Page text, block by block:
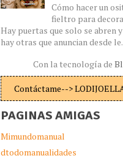
Cómo hacer un
fieltro para
Hay puertas que solo se abren
hay otras que anuncian desde
Con la tecnología de
Contáctame-->
PAGINAS AMIGAS
Mimundomanual
dtodomanualidades